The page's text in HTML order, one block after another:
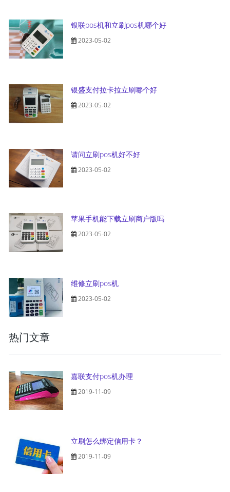
银联pos机和立刷pos机哪个好
2023-05-02
银盛支付拉卡拉立刷哪个好
2023-05-02
请问立刷pos机好不好
2023-05-02
苹果手机能下载立刷商户版吗
2023-05-02
维修立刷pos机
2023-05-02
热门文章
嘉联支付pos机办理
2019-11-09
立刷怎么绑定信用卡？
2019-11-09